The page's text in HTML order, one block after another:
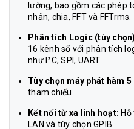
lường, bao gồm các phép
nhân, chia, FFT và FFTrms.
Phân tích Logic (tùy
16 kênh số với phân tích
như I²C, SPI, UART.
Tùy chọn máy phát hàm 5
tham chiếu.
Kết nối từ xa linh hoạt:
LAN và tùy chọn GPIB.